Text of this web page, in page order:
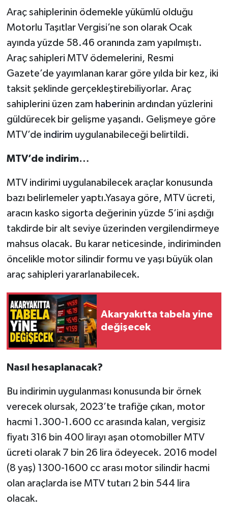
Araç sahiplerinin ödemekle yükümlü olduğu
Motorlu Taşıtlar Vergisi’ne son olarak Ocak
ayında yüzde 58.46 oranında zam yapılmıştı.
Araç sahipleri MTV ödemelerini, Resmi
Gazete’de yayımlanan karar göre yılda bir kez, iki
taksit şeklinde gerçekleştirebiliyorlar. Araç
sahiplerini üzen zam haberinin ardından yüzlerini
güldürecek bir gelişme yaşandı. Gelişmeye göre
MTV’de indirim uygulanabileceği belirtildi.
MTV’de indirim…
MTV indirimi uygulanabilecek araçlar konusunda
bazı belirlemeler yaptı.Yasaya göre, MTV ücreti,
aracın kasko sigorta değerinin yüzde 5’ini aşdığı
takdirde bir alt seviye üzerinden vergilendirmeye
mahsus olacak. Bu karar neticesinde, indiriminden
öncelikle motor silindir formu ve yaşı büyük olan
araç sahipleri yararlanabilecek.
Akaryakıtta tabela yine
değişecek
Nasıl hesaplanacak?
Bu indirimin uygulanması konusunda bir örnek
verecek olursak, 2023’te trafiğe çıkan, motor
hacmi 1.300-1.600 cc arasında kalan, vergisiz
fiyatı 316 bin 400 lirayı aşan otomobiller MTV
ücreti olarak 7 bin 26 lira ödeyecek. 2016 model
(8 yaş) 1300-1600 cc arası motor silindir hacmi
olan araçlarda ise MTV tutarı 2 bin 544 lira
olacak.